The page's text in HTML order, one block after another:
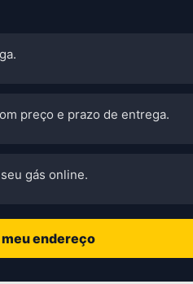
preço e prazo de entrega.
gás online.
endereço